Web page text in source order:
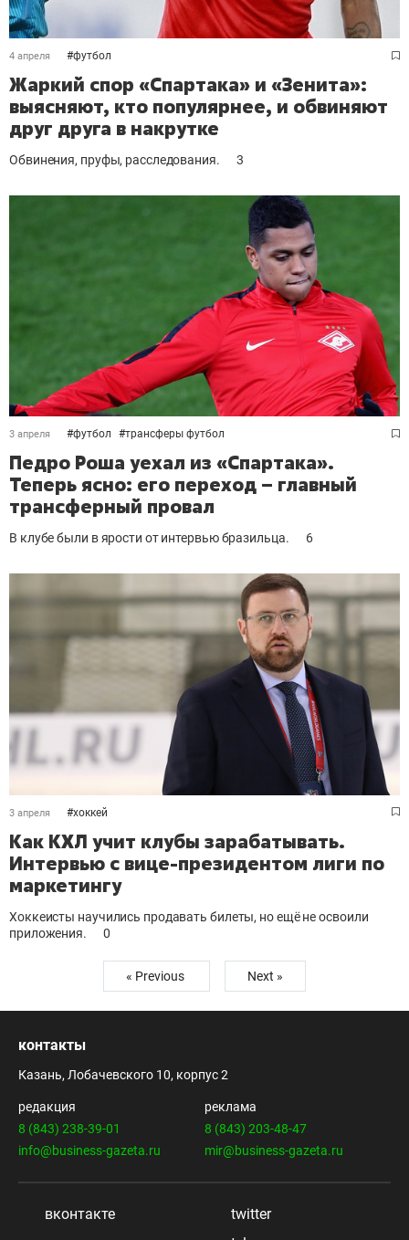
4 апреля #футбол
Жаркий спор «Спартака» и «Зенита»:
выясняют, кто популярнее, и обвиняют
друг друга в накрутке
Обвинения, пруфы, расследования. 3
3 апреля #футбол #трансферы футбол
Педро Роша уехал из «Спартака».
Теперь ясно: его переход – главный
трансферный провал
В клубе были в ярости от интервью бразильца. 6
3 апреля #хоккей
Как КХЛ учит клубы зарабатывать.
Интервью с вице-президентом лиги по
маркетингу
Хоккеисты научились продавать билеты, но ещё не освоили
приложения.
0
« Previous Next »
контакты
Казань, Лобачевского 10, корпус 2
редакция
8 (843) 238-39-01
info@business-gazeta.ru
реклама
8 (843) 203-48-47
mir@business-gazeta.ru
вконтакте
twitter